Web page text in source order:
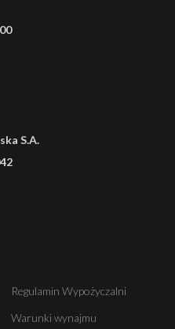
S.A.
Regulamin Wypożyczalni
Warunki wynajmu